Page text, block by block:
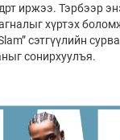
иржээ. Тэрбээр
хүртэх
сэтгүүлийн
сонирхуулъя.